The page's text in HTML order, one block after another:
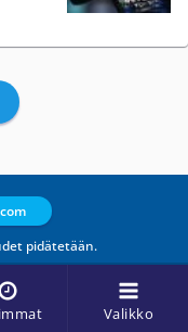
Valikko
pidätetään.